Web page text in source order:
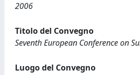
2006
Titolo del Convegno
Seventh European Conference on
Luogo del Convegno